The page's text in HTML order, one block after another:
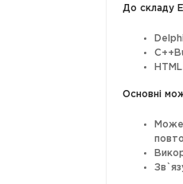
До складу
Основні